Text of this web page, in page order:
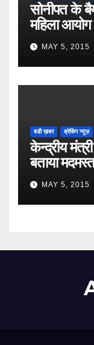
सोनीपत के
महिला
MAY 5, 2015
बडी ख़बर ब्रेकिंग न्यूज़
केन्द्रीय
बताया
MAY 5, 2015